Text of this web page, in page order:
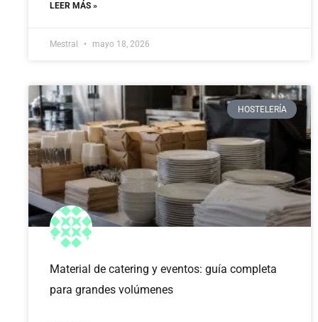
LEER MÁS »
Mestral mayo 18, 2026
HOSTELERÍA
Material de catering y eventos: guía completa
para grandes volúmenes